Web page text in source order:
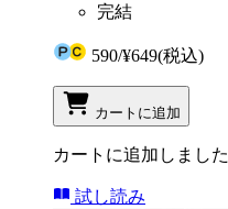
完結
590/¥649(税込)
カートに追加
カートに追加しました
試し読み